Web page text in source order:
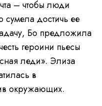
– чтобы люди
сумела достичь ее
Бо предложила
героини пьесы
леди». Элиза
в
окружающих.